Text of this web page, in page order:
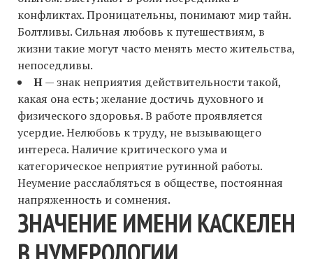
конфликтах. Проницательны, понимают мир тайн.
Болтливы. Сильная любовь к путешествиям, в
жизни такие могут часто менять место жительства,
непоседливы.
Н— знак неприятия действительности такой,
какая она есть; желание достичь духовного и
физического здоровья. В работе проявляется
усердие. Нелюбовь к труду, не вызывающего
интереса. Наличие критического ума и
категорическое неприятие рутинной работы.
Неумение расслабляться в обществе, постоянная
напряженность и сомнения.
ЗНАЧЕНИЕ ИМЕНИ КАСКЕЛЕН